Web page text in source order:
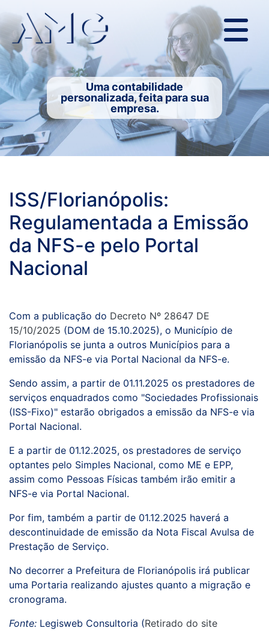
Uma contabilidade
personalizada, feita para sua
empresa.
ISS/Florianópolis:
Regulamentada a Emissão
da NFS-e pelo Portal
Nacional
Com a publicação do Decreto Nº 28647 DE
15/10/2025 (DOM de 15.10.2025), o Município de
Florianópolis se junta a outros Municípios para a
emissão da NFS-e via Portal Nacional da NFS-e.
Sendo assim, a partir de 01.11.2025 os prestadores de
serviços enquadrados como "Sociedades Profissionais
(ISS-Fixo)" estarão obrigados a emissão da NFS-e via
Portal Nacional.
E a partir de 01.12.2025, os prestadores de serviço
optantes pelo Simples Nacional, como ME e EPP,
assim como Pessoas Físicas também irão emitir a
NFS-e via Portal Nacional.
Por fim, também a partir de 01.12.2025 haverá a
descontinuidade de emissão da Nota Fiscal Avulsa de
Prestação de Serviço.
No decorrer a Prefeitura de Florianópolis irá publicar
uma Portaria realizando ajustes quanto a migração e
cronograma.
Fonte: Legisweb Consultoria (Retirado do site